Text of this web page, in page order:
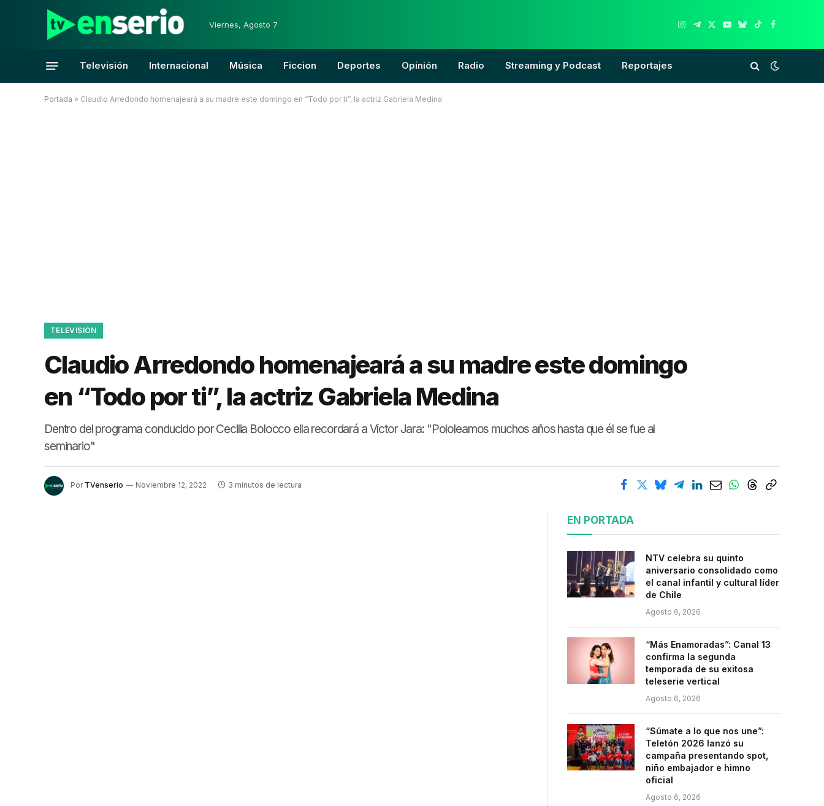
Viernes, Agosto 7
Instagram
Telegram
X
YouTube
Bluesky
TikTokFacebook
Televisión Internacional Música Ficcion Deportes Opinión Radio Streaming y Podcast Reportajes
Portada » Claudio Arredondo homenajeará a su madre este domingo en “Todo por ti”, la actriz Gabriela Medina
TELEVISIÓN
Claudio Arredondo homenajeará a su madre este domingo
en “Todo por ti”, la actriz Gabriela Medina
Dentro del programa conducido por Cecilia Bolocco ella recordará a Víctor Jara: "Pololeamos muchos años hasta que él se fue al
seminario"
Por TVenserio Noviembre 12, 2022 3 minutos de lectura
EN PORTADA
NTV celebra su quinto
aniversario consolidado como
el canal infantil y cultural líder
de Chile
Agosto 6, 2026
“Más Enamoradas”: Canal 13
confirma la segunda
temporada de su exitosa
teleserie vertical
Agosto 6, 2026
“Súmate a lo que nos une”:
Teletón 2026 lanzó su
campaña presentando spot,
niño embajador e himno
oficial
Agosto 6, 2026